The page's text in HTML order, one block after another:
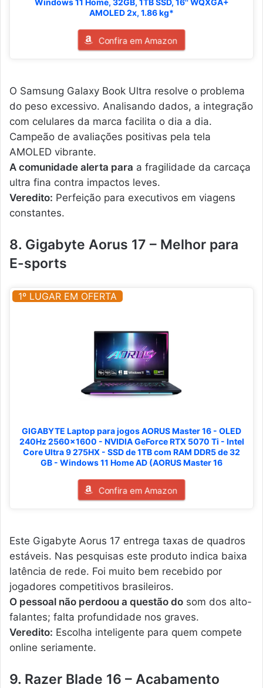
AMOLED 2x, 1.86 kg*
Confira em Amazon
O Samsung Galaxy Book Ultra resolve o problema
do peso excessivo. Analisando dados, a integração
com celulares da marca facilita o dia a dia.
Campeão de avaliações positivas pela tela
AMOLED vibrante.
A comunidade alerta para a fragilidade da carcaça
ultra fina contra impactos leves.
Veredito: Perfeição para executivos em viagens
constantes.
8. Gigabyte Aorus 17 – Melhor para
E-sports
1º LUGAR EM OFERTA
GIGABYTE Laptop para jogos AORUS Master 16 - OLED
240Hz 2560x1600 - NVIDIA GeForce RTX 5070 Ti - Intel
Core Ultra 9 275HX - SSD de 1TB com RAM DDR5 de 32
GB - Windows 11 Home AD (AORUS Master 16
Confira em Amazon
Este Gigabyte Aorus 17 entrega taxas de quadros
estáveis. Nas pesquisas este produto indica baixa
latência de rede. Foi muito bem recebido por
jogadores competitivos brasileiros.
O pessoal não perdoou a questão do som dos alto-
falantes; falta profundidade nos graves.
Veredito: Escolha inteligente para quem compete
online seriamente.
9. Razer Blade 16 – Acabamento